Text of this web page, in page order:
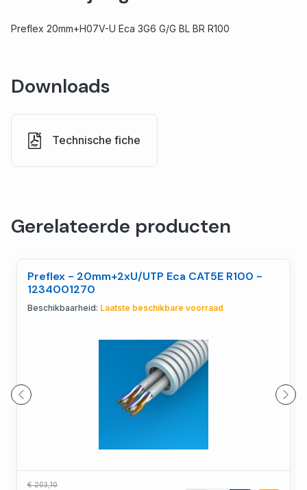
Preflex 20mm+H07V-U Eca 3G6 G/G BL BR R100
Downloads
Technische fiche
Gerelateerde producten
Preflex - 20mm+2xU/UTP Eca CAT5E R100 -
1234001270
Beschikbaarheid: Laatste beschikbare voorraad
€ 203,10